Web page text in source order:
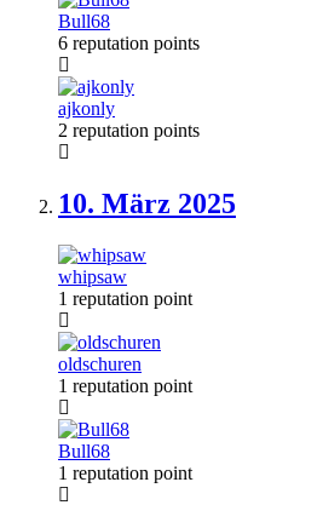
Bull68
6 reputation points
ajkonly
2 reputation points
10. März 2025
whipsaw
1 reputation point
oldschuren
1 reputation point
Bull68
1 reputation point